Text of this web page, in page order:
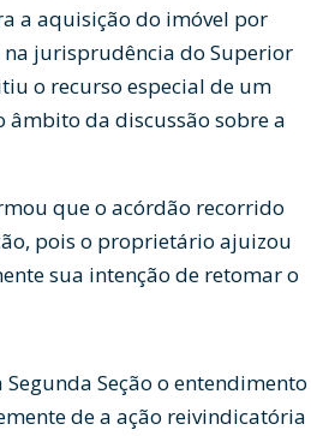
a aquisição do imóvel por
na jurisprudência do Superior
o recurso especial de um
da discussão sobre a
que o acórdão recorrido
pois o proprietário ajuizou
sua intenção de retomar o
Seção o entendimento
de a ação reivindicatória